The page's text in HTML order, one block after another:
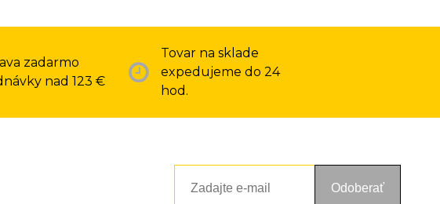
zadarmo
nad 123 €
Tovar na sklade
expedujeme do 24
hod.
Odoberať